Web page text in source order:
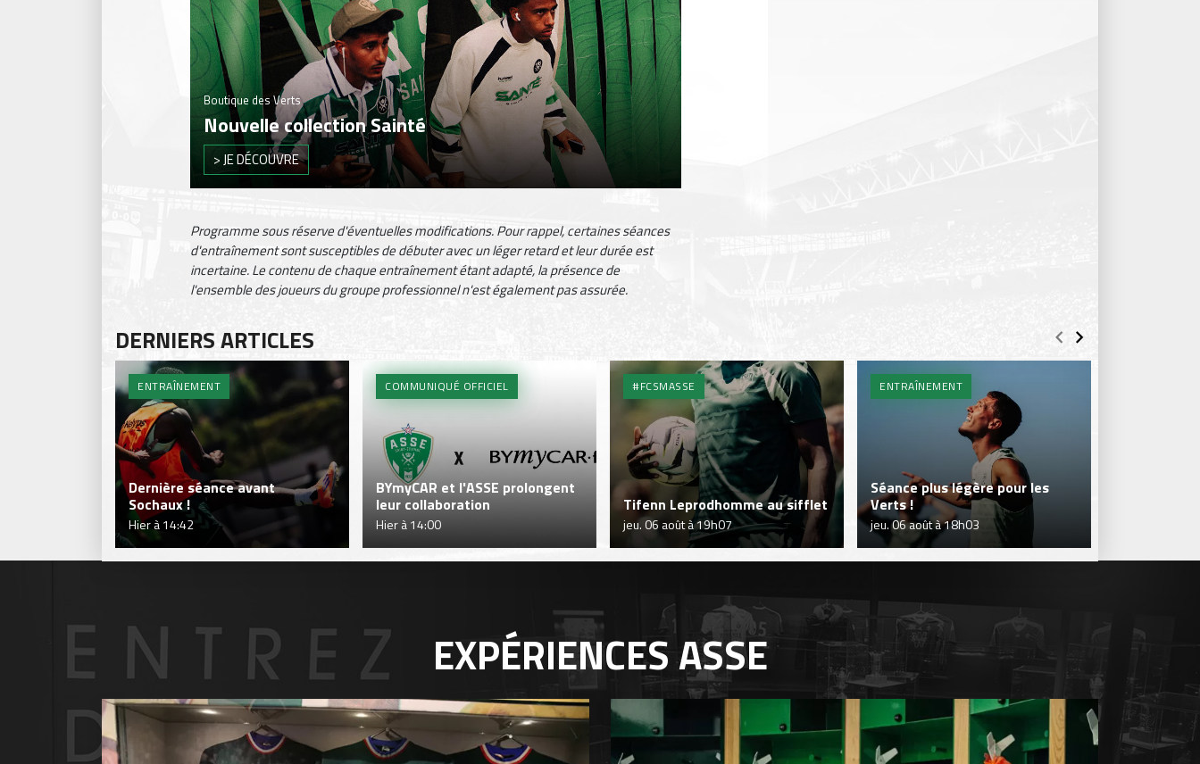
Boutique des Verts
Nouvelle collection Sainté
> JE DÉCOUVRE
Programme sous réserve d'éventuelles modifications. Pour rappel, certaines séances
d'entraînement sont susceptibles de débuter avec un léger retard et leur durée est
incertaine. Le contenu de chaque entraînement étant adapté, la présence de
l'ensemble des joueurs du groupe professionnel n'est également pas assurée.
DERNIERS ARTICLES
ENTRAÎNEMENT
Dernière séance avant
Sochaux !
Hier à 14:42
COMMUNIQUÉ OFFICIEL
BYmyCAR et l'ASSE prolongent
leur collaboration
Hier à 14:00
#FCSMASSE
Tifenn Leprodhomme au sifflet
jeu. 06 août à 19h07
ENTRAÎNEMENT
Séance plus légère pour les
Verts !
jeu. 06 août à 18h03
EXPÉRIENCESASSE